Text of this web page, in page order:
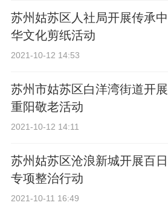
苏州姑苏区人社局开展传承中
华文化剪纸活动
2021-10-12 14:53
苏州市姑苏区白洋湾街道开展
重阳敬老活动
2021-10-12 14:11
苏州姑苏区沧浪新城开展百日
专项整治行动
2021-10-11 16:49